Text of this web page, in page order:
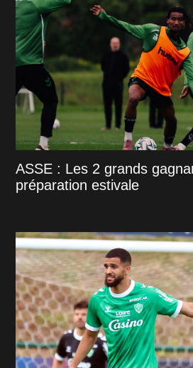
ASSE : Les 2 grands
préparation estivale